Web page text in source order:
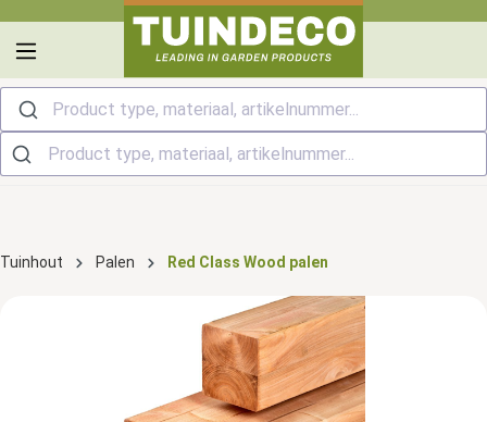
Product type, materiaal, artikelnummer...
Tuinhout Palen Red Class Wood palen